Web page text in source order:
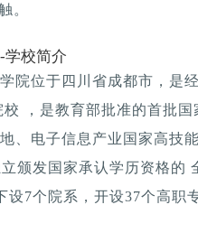
。
学校简介
院位于四川省成都市，是
，是教育部批准的首批
、电子信息产业国家高技
颁发国家承认学历资格的
设7个院系，开设37个高职